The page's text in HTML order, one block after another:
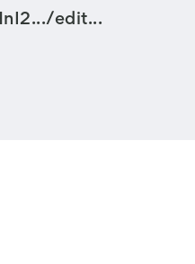
edit...